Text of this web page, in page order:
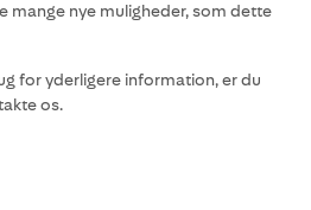
mange nye muligheder, som dette
for yderligere information, er du
os.